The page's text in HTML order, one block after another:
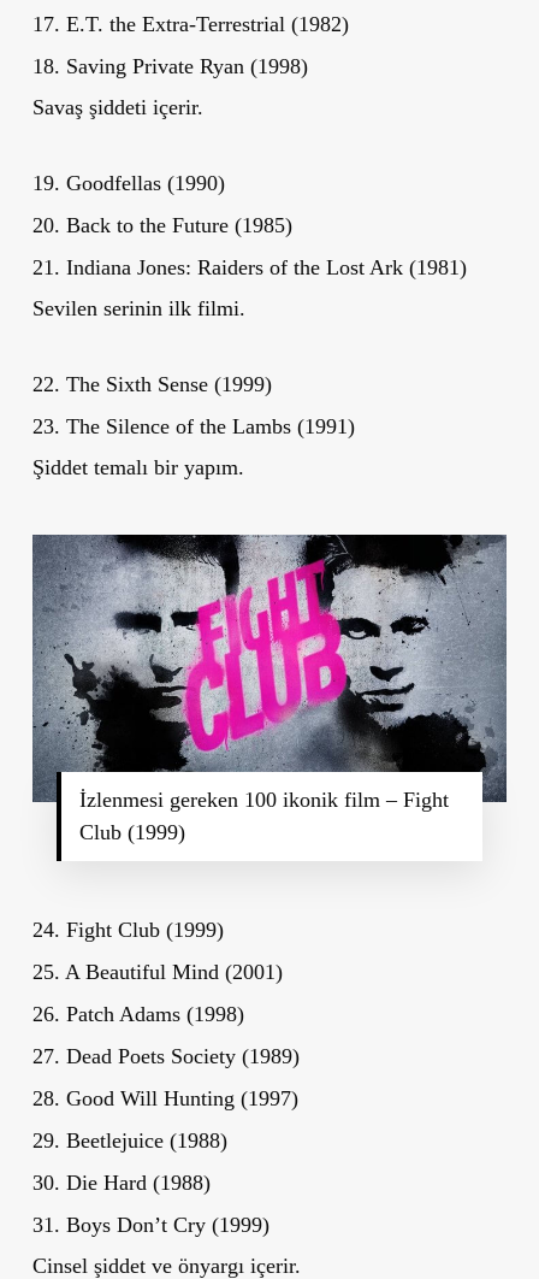
17. E.T. the Extra-Terrestrial (1982)
18. Saving Private Ryan (1998)
Savaş şiddeti içerir.
19. Goodfellas (1990)
20. Back to the Future (1985)
21. Indiana Jones: Raiders of the Lost Ark (1981)
Sevilen serinin ilk filmi.
22. The Sixth Sense (1999)
23. The Silence of the Lambs (1991)
Şiddet temalı bir yapım.
İzlenmesi gereken 100 ikonik film – Fight
Club (1999)
24. Fight Club (1999)
25. A Beautiful Mind (2001)
26. Patch Adams (1998)
27. Dead Poets Society (1989)
28. Good Will Hunting (1997)
29. Beetlejuice (1988)
30. Die Hard (1988)
31. Boys Don’t Cry (1999)
Cinsel şiddet ve önyargı içerir.